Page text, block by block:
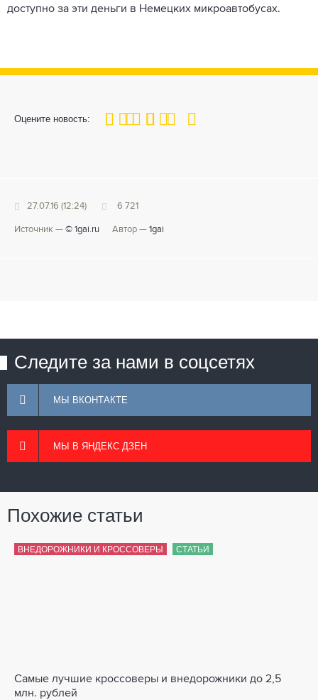
доступно за эти деньги в Немецких микроавтобусах.
Оцените новость:
100
1 3 4 5
27.07.16 (12:24) 6 721
Источник — © 1gai.ru Автор — 1gai
Следите за нами в соцсетях
МЫ ВКОНТАКТЕ
МЫ В ЯНДЕКС ДЗЕН
Похожие статьи
ВНЕДОРОЖНИКИ И КРОССОВЕРЫ СТАТЬИ
Самые лучшие кроссоверы и внедорожники до 2,5
млн. рублей